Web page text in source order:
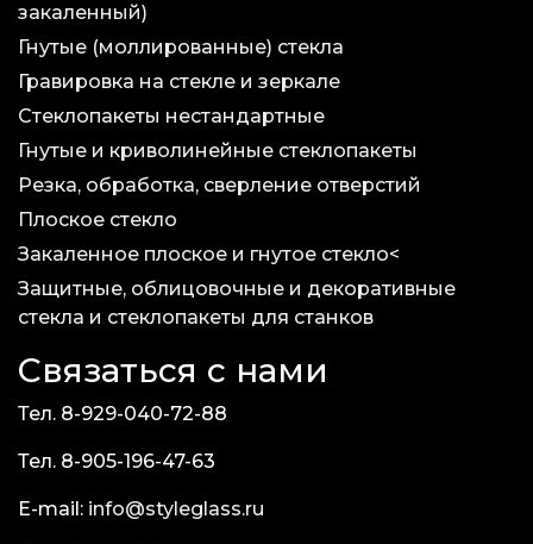
закаленный)
Гнутые (моллированные) стекла
Гравировка на стекле и зеркале
Стеклопакеты нестандартные
Гнутые и криволинейные стеклопакеты
Резка, обработка, сверление отверстий
Плоское стекло
Закаленное плоское и гнутое стекло<
Защитные, облицовочные и декоративные
стекла и стеклопакеты для станков
Связаться с нами
Тел. 8-929-040-72-88
Тел. 8-905-196-47-63
E-mail: info@styleglass.ru